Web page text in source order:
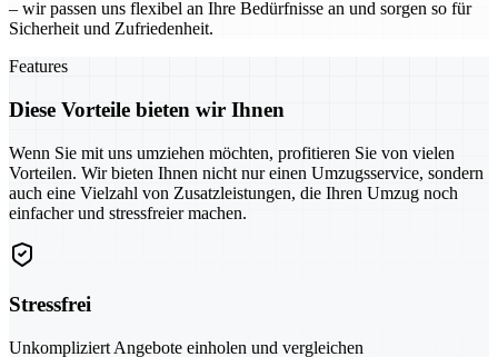
– wir passen uns flexibel an Ihre Bedürfnisse an und sorgen so für
Sicherheit und Zufriedenheit.
Features
Diese Vorteile bieten wir Ihnen
Wenn Sie mit uns umziehen möchten, profitieren Sie von vielen
Vorteilen. Wir bieten Ihnen nicht nur einen Umzugsservice, sondern
auch eine Vielzahl von Zusatzleistungen, die Ihren Umzug noch
einfacher und stressfreier machen.
Stressfrei
Unkompliziert Angebote einholen und vergleichen